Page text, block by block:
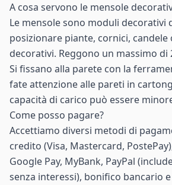
A cosa servono le mensole
Le mensole sono moduli decorativi
posizionare piante, cornici, candele
decorativi. Reggono un massimo di
Si fissano alla parete con la
fate attenzione alle pareti in
capacità di carico può essere
Come posso pagare?
Accettiamo diversi metodi di
credito (Visa, Mastercard,
Google Pay, MyBank, PayPal
senza interessi), bonifico bancario